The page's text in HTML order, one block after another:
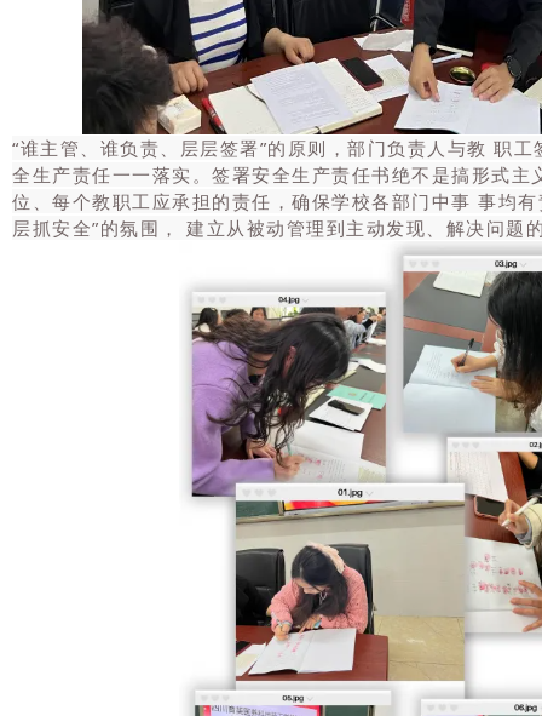
“谁主管、谁负责、层层签署”的原则，部门负责人与教 职
全生产责任一一落实。签署安全生产责任书绝不是搞形式主
位、每个教职工应承担的责任，确保学校各部门中事 事均
层抓安全”的氛围， 建立从被动管理到主动发现、解决问题